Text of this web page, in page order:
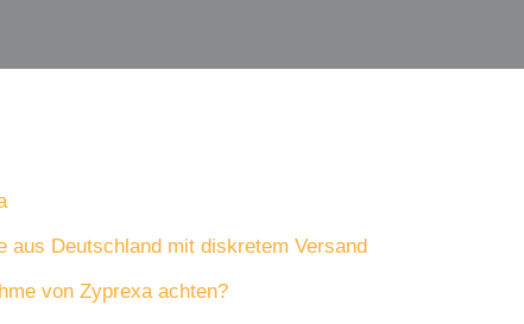
aus Deutschland mit diskretem Versand
von Zyprexa achten?